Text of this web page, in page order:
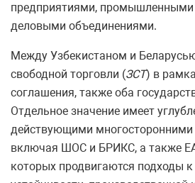
предприятиями,
деловыми объединениями.
Между Узбекистаном и
свободной торговли (ЗСТ) в
соглашения, также оба
Отдельное значение имеет
действующими
включая ШОС и БРИКС, а также
которых продвигаются подходы